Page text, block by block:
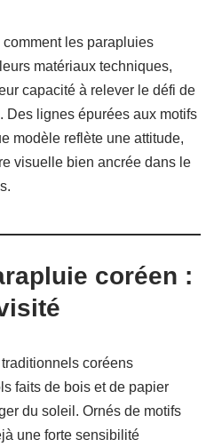
les parapluies
matériaux techniques,
capacité à relever le défi de
Des lignes épurées aux motifs
modèle reflète une attitude,
visuelle bien ancrée dans le
coréen :
coréens
faits de bois et de papier
du soleil. Ornés de motifs
une forte sensibilité